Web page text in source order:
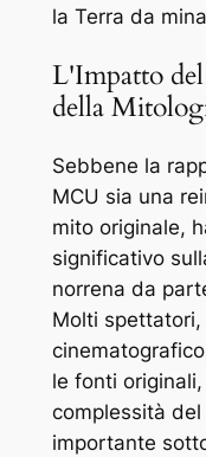
la Terra da
L'Impatto
della
Sebbene la
MCU sia una
mito originale,
significativo
norrena da
Molti
le fonti
complessità
importante